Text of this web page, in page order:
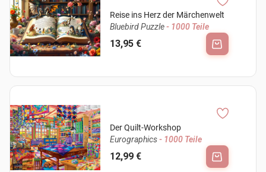
Reise ins Herz der Märchenwelt
Bluebird Puzzle- 1000 Teile
13,95 €
Der Quilt-Workshop
Eurographics- 1000 Teile
12,99 €